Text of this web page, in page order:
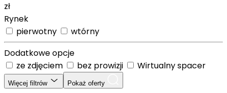
zł
Rynek
pierwotny
wtórny
Dodatkowe opcje
ze zdjęciem
bez prowizji Wirtualny spacer
Więcej filtrów Pokaż oferty